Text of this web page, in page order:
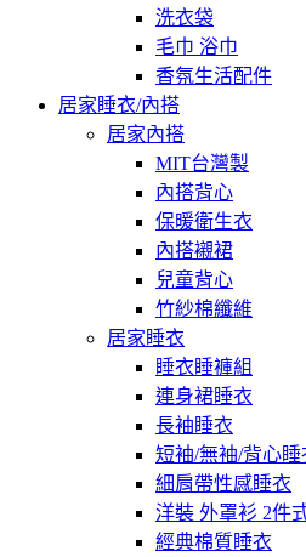
洗衣袋
毛巾 浴巾
香氛生活配件
居家睡衣/內搭
居家內搭
MIT台灣製
內搭背心
保暖衛生衣
內搭襯裙
兒童背心
竹紗棉纖維
居家睡衣
睡衣睡褲組
連身裙睡衣
長袖睡衣
短袖/無袖/背心睡
細肩帶性感睡衣
洋裝 外罩衫 2件
經典棉質睡衣